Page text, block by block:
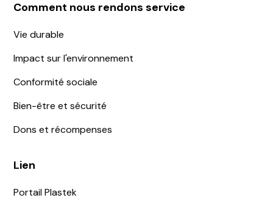
Comment nous rendons service
Vie durable
Impact sur l'environnement
Conformité sociale
Bien-être et sécurité
Dons et récompenses
Lien
Portail Plastek